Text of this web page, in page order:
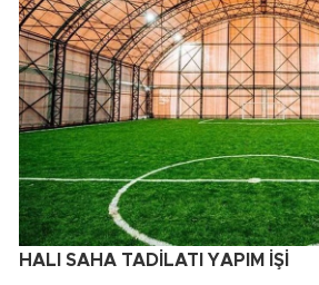
HALI SAHA TADİLATI YAPIM İŞİ